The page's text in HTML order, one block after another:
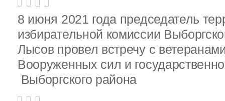
8 июня 2021 года председатель
избирательной комиссии
Лысов провел встречу с
Вооруженных сил и
Выборгского района